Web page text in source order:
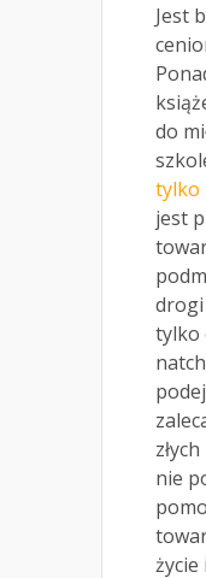
Jest
do
tylko
jest
drogi
tylko
nie
życie